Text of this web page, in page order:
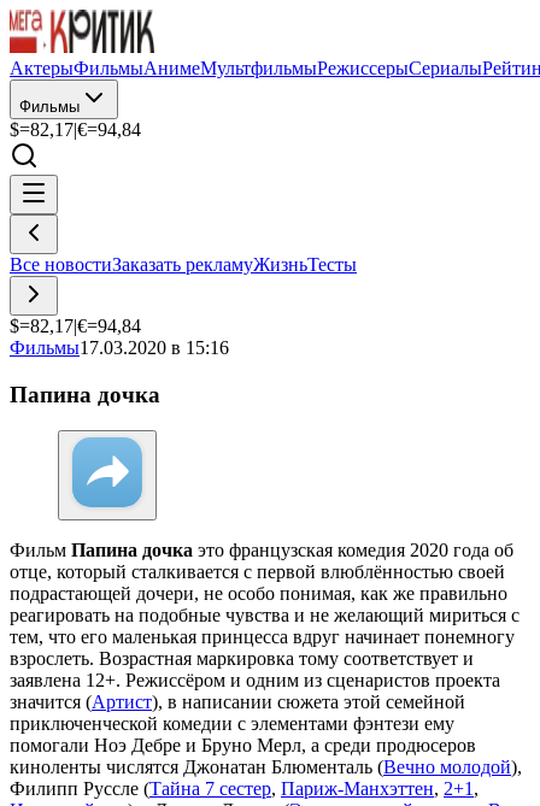
АктерыФильмыАнимеМультфильмыРежиссерыСериалы
Фильмы
$=82,17|€=94,84
Все новостиЗаказать рекламуЖизньТесты
$=82,17|€=94,84
Фильмы17.03.2020 в 15:16
Папина дочка
Фильм Папина дочка это французская комедия 2020 года об
отце, который сталкивается с первой влюблённостью своей
подрастающей дочери, не особо понимая, как же правильно
реагировать на подобные чувства и не желающий мириться с
тем, что его маленькая принцесса вдруг начинает понемногу
взрослеть. Возрастная маркировка тому соответствует и
заявлена 12+. Режиссёром и одним из сценаристов проекта
значится (Артист), в написании сюжета этой семейной
приключенческой комедии с элементами фэнтези ему
помогали Ноэ Дебре и Бруно Мерл, а среди продюсеров
киноленты числятся Джонатан Блюменталь (Вечно молодой),
Филипп Руссле (Тайна 7 сестер, Париж-Манхэттен, 2+1,